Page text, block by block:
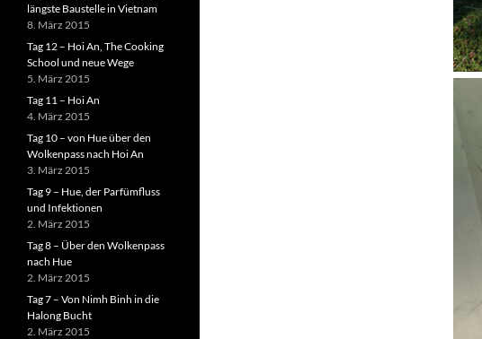
längste Baustelle in Vietnam
8. März 2015
Tag 12 – Hoi An, The Cooking
School und neue Wege
5. März 2015
Tag 11 – Hoi An
4. März 2015
Tag 10 – von Hue über den
Wolkenpass nach Hoi An
3. März 2015
Tag 9 – Hue, der Parfümfluss
und Infektionen
2. März 2015
Tag 8 – Über den Wolkenpass
nach Hue
2. März 2015
Tag 7 – Von Nimh Binh in die
Halong Bucht
2. März 2015